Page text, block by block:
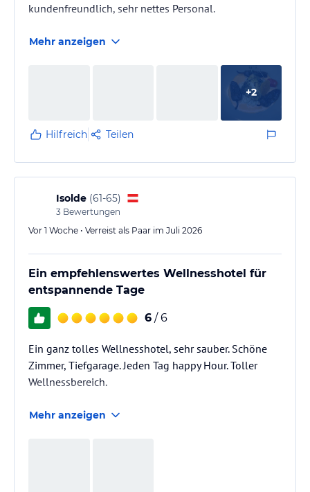
kundenfreundlich, sehr nettes Personal.
Mehr anzeigen
+2
Hilfreich Teilen
Isolde (61-65)
3 Bewertungen
Vor 1 Woche • Verreist als Paar im Juli 2026
Ein empfehlenswertes Wellnesshotel für
entspannende Tage
6 / 6
Ein ganz tolles Wellnesshotel, sehr sauber. Schöne
Zimmer, Tiefgarage. Jeden Tag happy Hour. Toller
Wellnessbereich.
Mehr anzeigen